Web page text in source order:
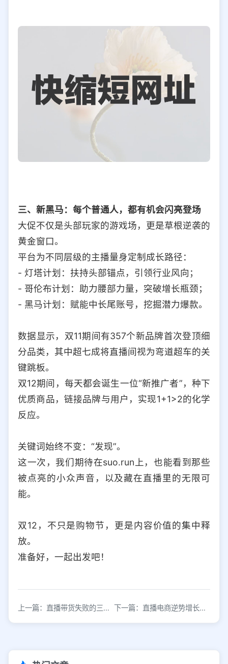
三、新黑马：每个普通人，都有机会闪亮登场
大促不仅是头部玩家的游戏场，更是草根逆袭的
黄金窗口。
平台为不同层级的主播量身定制成长路径：
- 灯塔计划：扶持头部锚点，引领行业风向；
- 哥伦布计划：助力腰部力量，突破增长瓶颈；
- 黑马计划：赋能中长尾账号，挖掘潜力爆款。
数据显示，双11期间有357个新品牌首次登顶细
分品类，其中超七成将直播间视为弯道超车的关
键跳板。
双12期间，每天都会诞生一位“新推广者”，种下
优质商品，链接品牌与用户，实现1+1>2的化学
反应。
关键词始终不变：“发现”。
这一次，我们期待在suo.run上，也能看到那些
被点亮的小众声音，以及藏在直播里的无限可
能。
双12，不只是购物节，更是内容价值的集中释
放。
准备好，一起出发吧！
上一篇：直播带货失败的三大致命问题 下一篇：直播电商逆势增长背后的逻辑与机遇